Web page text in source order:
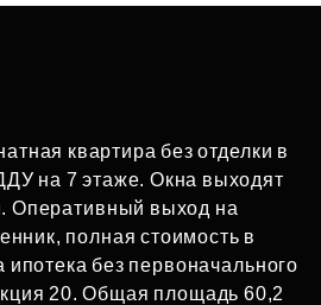
квартира без отделки в
на 7 этаже. Окна выходят
Оперативный выход на
полная стоимость в
без первоначального
20. Общая площадь 60,2